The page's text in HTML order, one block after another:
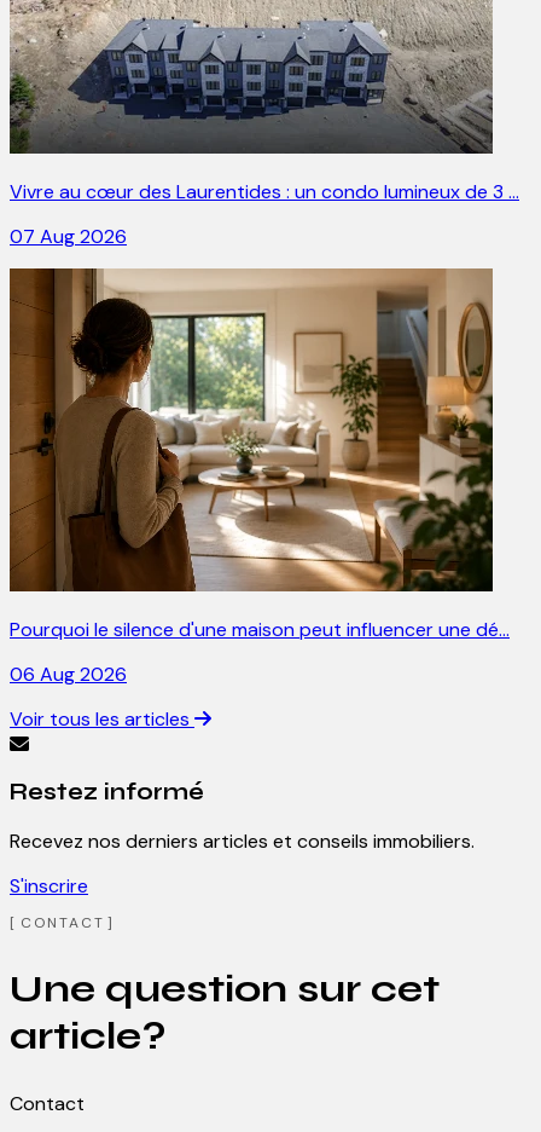
Vivre au cœur des Laurentides : un condo lumineux de 3 …
07 Aug 2026
Pourquoi le silence d'une maison peut influencer une dé…
06 Aug 2026
Voir tous les articles
Restez informé
Recevez nos derniers articles et conseils immobiliers.
S'inscrire
CONTACT
Une question sur cet
article?
Contact